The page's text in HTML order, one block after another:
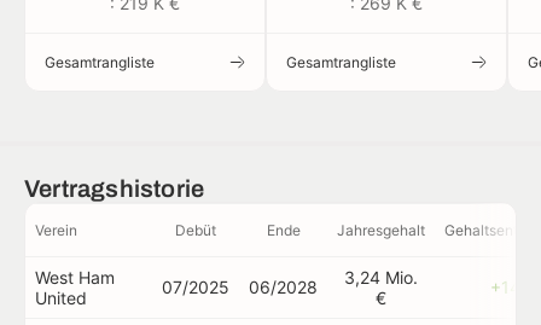
Gesamtrangliste Gesamtrangliste
Vertragshistorie
Verein Debüt Ende Jahresgehalt
West Ham
United
07/2025 06/2028
3,24 Mio.
€
+14%